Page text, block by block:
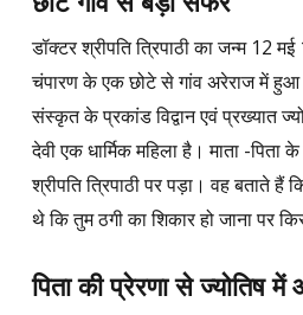
डॉक्टर श्रीपति त्रिपाठी का जन्म 12 मई
चंपारण के एक छोटे से गांव अरेराज में हुआ
संस्कृत के प्रकांड विद्वान एवं प्रख्यात
देवी एक धार्मिक महिला है। माता -
श्रीपति त्रिपाठी पर पड़ा। वह बताते हैं
थे कि तुम ठगी का शिकार हो जाना पर
पिता की प्रेरणा से ज्योतिष